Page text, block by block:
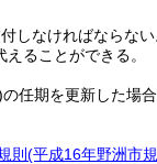
しなければならない
ることができる。
の任期を更新した場合
則 (平成16年野洲市